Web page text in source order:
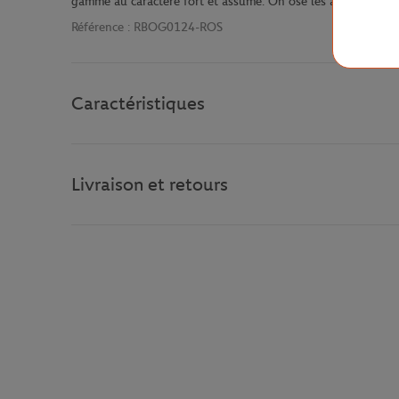
Référence : RBOG0124-ROS
Caractéristiques
Livraison et retours